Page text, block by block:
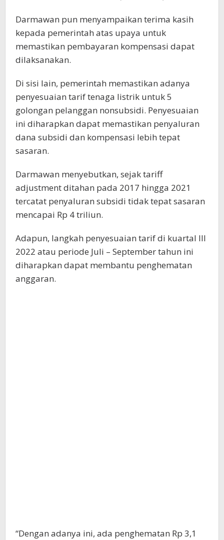
Darmawan pun menyampaikan terima kasih
kepada pemerintah atas upaya untuk
memastikan pembayaran kompensasi dapat
dilaksanakan.
Di sisi lain, pemerintah memastikan adanya
penyesuaian tarif tenaga listrik untuk 5
golongan pelanggan nonsubsidi. Penyesuaian
ini diharapkan dapat memastikan penyaluran
dana subsidi dan kompensasi lebih tepat
sasaran.
Darmawan menyebutkan, sejak tariff
adjustment ditahan pada 2017 hingga 2021
tercatat penyaluran subsidi tidak tepat sasaran
mencapai Rp 4 triliun.
Adapun, langkah penyesuaian tarif di kuartal III
2022 atau periode Juli – September tahun ini
diharapkan dapat membantu penghematan
anggaran.
“Dengan adanya ini, ada penghematan Rp 3,1